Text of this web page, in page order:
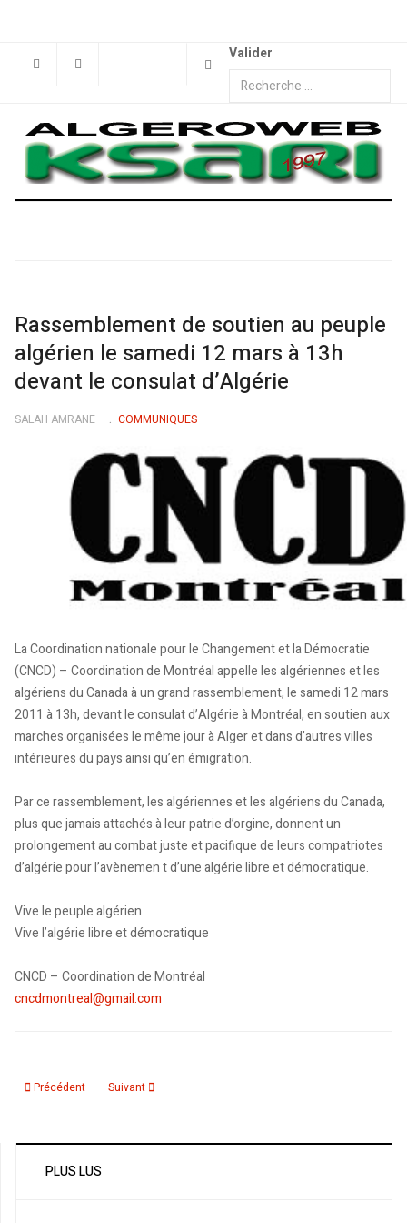
Valider
Rassemblement de soutien au peuple
algérien le samedi 12 mars à 13h
devant le consulat d’Algérie
SALAH AMRANE COMMUNIQUES
La Coordination nationale pour le Changement et la Démocratie
(CNCD) – Coordination de Montréal appelle les algériennes et les
algériens du Canada à un grand rassemblement, le samedi 12 mars
2011 à 13h, devant le consulat d’Algérie à Montréal, en soutien aux
marches organisées le même jour à Alger et dans d’autres villes
intérieures du pays ainsi qu’en émigration.
Par ce rassemblement, les algériennes et les algériens du Canada,
plus que jamais attachés à leur patrie d’orgine, donnent un
prolongement au combat juste et pacifique de leurs compatriotes
d’algérie pour l’avènemen t d’une algérie libre et démocratique.
Vive le peuple algérien
Vive l’algérie libre et démocratique
CNCD – Coordination de Montréal
cncdmontreal@gmail.com
Article précédent : Collectif de soutien Canada aux revendications du
Précédent Article suivant : CNCD-Montréal: Rassemblement de
Suivant
PLUS LUS